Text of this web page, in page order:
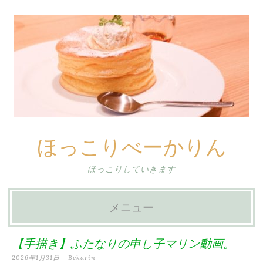
ほっこりべーかりん
ほっこりしていきます
メニュー
ン
【手描き】ふたなりの申し子マリン動画。
2026年1月31日 - Bekarin